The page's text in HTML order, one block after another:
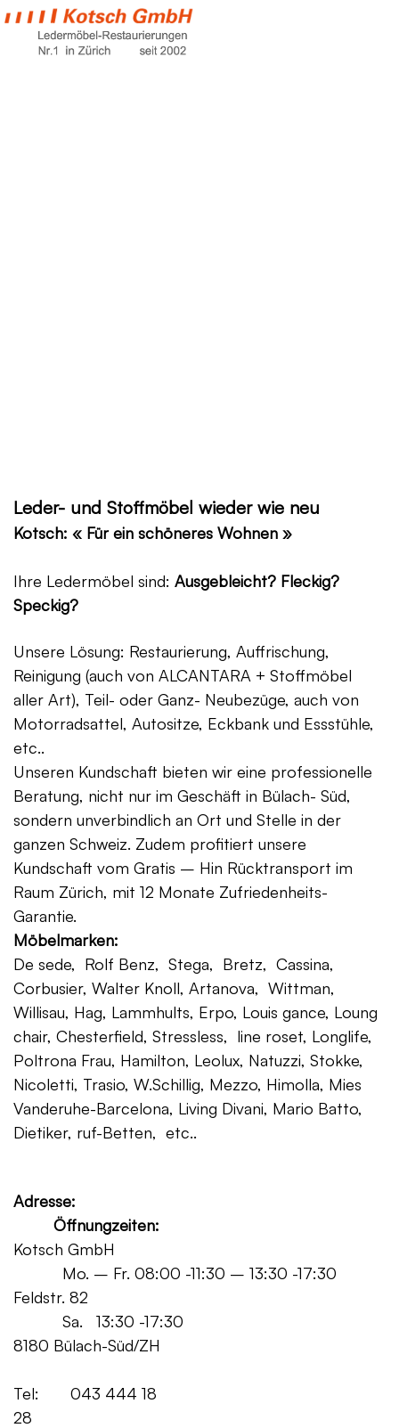
Leder- und Stoffmöbel wieder wie neu
Kotsch: « Für ein schöneres Wohnen »
Ihre Ledermöbel sind: Ausgebleicht? Fleckig?
Speckig?
Unsere Lösung: Restaurierung, Auffrischung,
Reinigung (auch von ALCANTARA + Stoffmöbel
aller Art), Teil- oder Ganz- Neubezüge, auch von
Motorradsattel, Autositze, Eckbank und Essstühle,
etc..
Unseren Kundschaft bieten wir eine professionelle
Beratung, nicht nur im Geschäft in Bülach- Süd,
sondern unverbindlich an Ort und Stelle in der
ganzen Schweiz. Zudem profitiert unsere
Kundschaft vom Gratis – Hin Rücktransport im
Raum Zürich, mit 12 Monate Zufriedenheits-
Garantie.
Möbelmarken:
De sede, Rolf Benz, Stega, Bretz, Cassina,
Corbusier, Walter Knoll, Artanova, Wittman,
Willisau, Hag, Lammhults, Erpo, Louis gance, Loung
chair, Chesterfield, Stressless, line roset, Longlife,
Poltrona Frau, Hamilton, Leolux, Natuzzi, Stokke,
Nicoletti, Trasio, W.Schillig, Mezzo, Himolla, Mies
Vanderuhe-Barcelona, Living Divani, Mario Batto,
Dietiker, ruf-Betten, etc..
Adresse:
Öffnungzeiten:
Kotsch GmbH
Mo. – Fr. 08:00 -11:30 – 13:30 -17:30
Feldstr. 82
Sa. 13:30 -17:30
8180 Bülach-Süd/ZH
Tel: 043 444 18
28